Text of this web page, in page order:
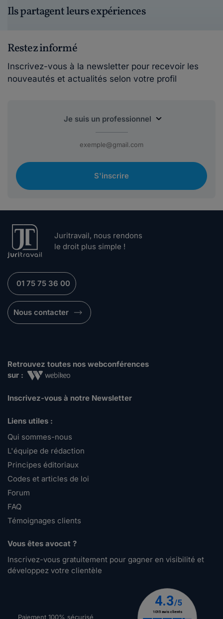
Ils partagent leurs expériences
Restez informé
Inscrivez-vous à la newsletter pour recevoir les
nouveautés et actualités selon votre profil
S'inscrire
Juritravail, nous rendons
le droit plus simple !
01 75 75 36 00
Nous contacter
Retrouvez toutes nos webconférences
sur :
Inscrivez-vous à notre Newsletter
Liens utiles :
Qui sommes-nous
L'équipe de rédaction
Principes éditoriaux
Codes et articles de loi
Forum
FAQ
Témoignages clients
Vous êtes avocat ?
Inscrivez-vous gratuitement pour gagner en visibilité et
développez votre clientèle
Paiement 100% sécurisé